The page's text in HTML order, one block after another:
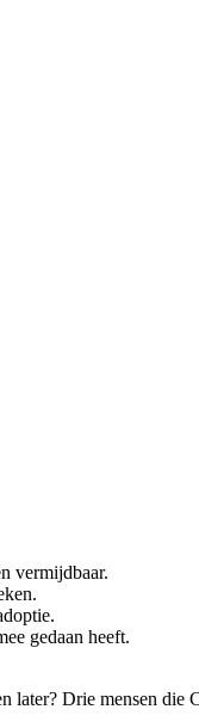
vermijdbaar.
gedaan heeft.
later? Drie mensen die